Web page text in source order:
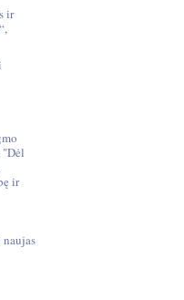
ir
"Dėl
ir